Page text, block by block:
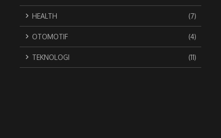
HEALTH (7)
OTOMOTIF (4)
TEKNOLOGI (11)